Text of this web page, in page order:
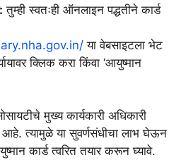
तुम्ही स्वतःही ऑनलाइन पद्धतीने कार्ड
या वेबसाइटला भेट
क्लिक करा किंवा ‘आयुष्मान
मुख्य कार्यकारी अधिकारी
आहे. त्यामुळे या सुवर्णसंधीचा लाभ घेऊन
कार्ड त्वरित तयार करून घ्यावे.